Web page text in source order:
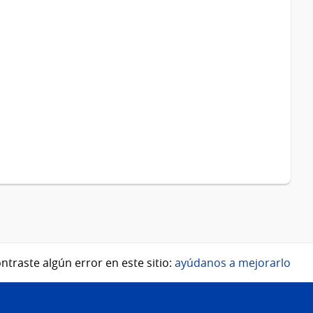
algún error en este sitio: ayúdanos a mejorarlo